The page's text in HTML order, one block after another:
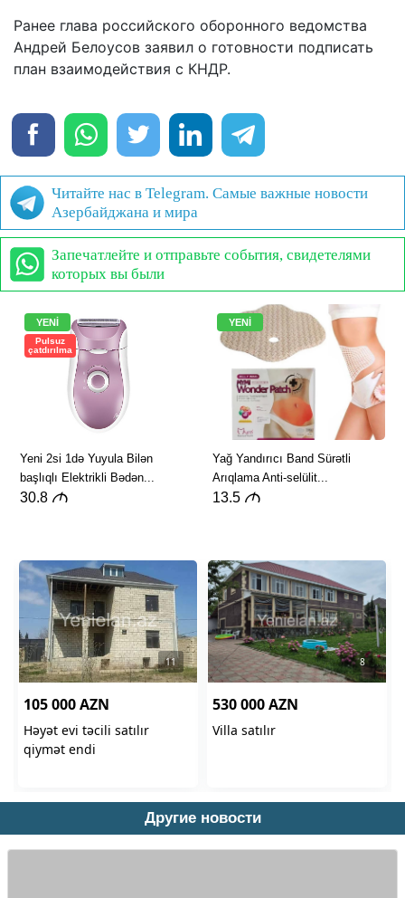
Ранее глава российского оборонного ведомства
Андрей Белоусов заявил о готовности подписать
план взаимодействия с КНДР.
Читайте нас в Telegram. Самые важные новости
Азербайджана и мира
Запечатлейте и отправьте события, свидетелями
которых вы были
Другие новости